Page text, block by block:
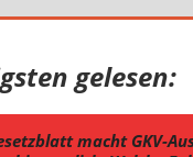
gelesen: